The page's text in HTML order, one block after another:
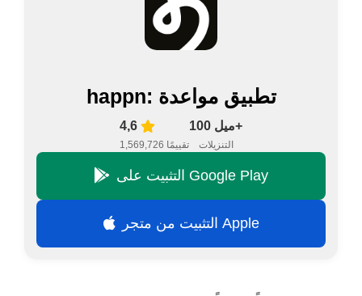
happn: تطبيق مواعدة
4,6
1,569,726 تقييمًا
100 ميل+
التنزيلات
التثبيت على Google Play
التثبيت من متجر Apple